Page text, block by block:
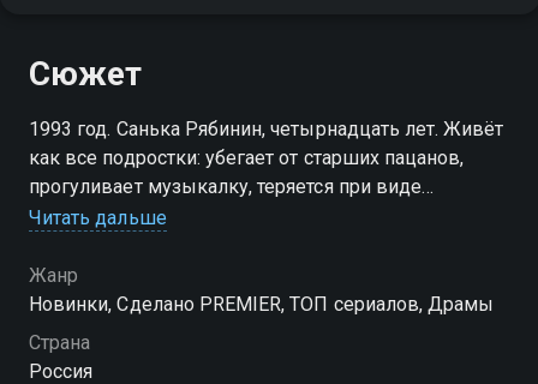
Сюжет
1993 год. Санька Рябинин, четырнадцать лет. Живёт
как все подростки: убегает от старших пацанов,
прогуливает музыкалку, теряется при виде
девчонок и не понимает, кому из взрослых вообще
— доцент без лишних денег. А ещё рядом — дядя
Алик, прошедший Афган и живущий по своим
жёстким правилам. И тут появляется Женя —
девочка, с которой всё меняется. Санька случайно
Читать дальше
Жанр
Новинки, Сделано PREMIER, ТОП сериалов, Драмы
Страна
Россия